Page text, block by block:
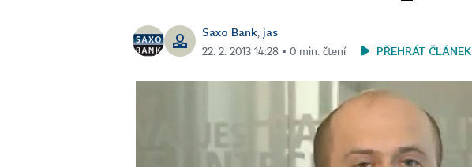
Saxo Bank, jas
22. 2. 2013 14:28 ▪ 0 min. čtení PŘEHRÁT ČLÁNEK